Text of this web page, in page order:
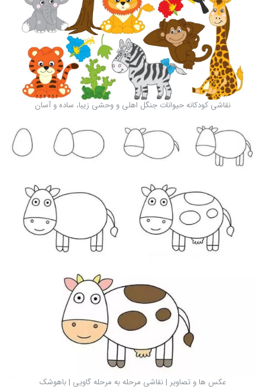
نقاشی کودکانه حیوانات جنگل اهلی و وحشی زیبا، ساده و آسان
عکس ها و تصاویر | نقاشی مرحله به مرحله گاویی | باهوشک